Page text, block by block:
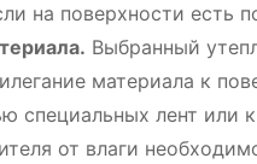
на поверхности есть
Выбранный
материала к
специальных лент или
от влаги